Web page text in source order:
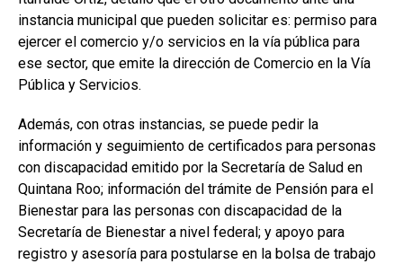
instancia municipal que pueden solicitar es: permiso para
ejercer el comercio y/o servicios en la vía pública para
ese sector, que emite la dirección de Comercio en la Vía
Pública y Servicios.
Además, con otras instancias, se puede pedir la
información y seguimiento de certificados para personas
con discapacidad emitido por la Secretaría de Salud en
Quintana Roo; información del trámite de Pensión para el
Bienestar para las personas con discapacidad de la
Secretaría de Bienestar a nivel federal; y apoyo para
registro y asesoría para postularse en la bolsa de trabajo